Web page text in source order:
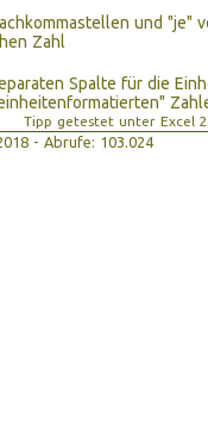
und "je"
Zahl
Spalte für die
Tipp getestet unter Excel
- Abrufe: 103.024